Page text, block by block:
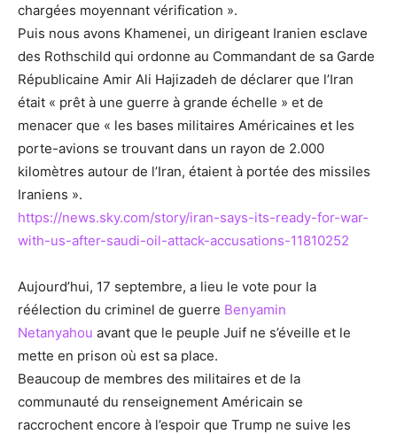
chargées moyennant vérification ».
Puis nous avons Khamenei, un dirigeant Iranien esclave
des Rothschild qui ordonne au Commandant de sa Garde
Républicaine Amir Ali Hajizadeh de déclarer que l’Iran
était « prêt à une guerre à grande échelle » et de
menacer que « les bases militaires Américaines et les
porte-avions se trouvant dans un rayon de 2.000
kilomètres autour de l’Iran, étaient à portée des missiles
Iraniens ».
https://news.sky.com/story/iran-says-its-ready-for-war-
with-us-after-saudi-oil-attack-accusations-11810252
Aujourd’hui, 17 septembre, a lieu le vote pour la
réélection du criminel de guerre Benyamin
Netanyahou avant que le peuple Juif ne s’éveille et le
mette en prison où est sa place.
Beaucoup de membres des militaires et de la
communauté du renseignement Américain se
raccrochent encore à l’espoir que Trump ne suive les